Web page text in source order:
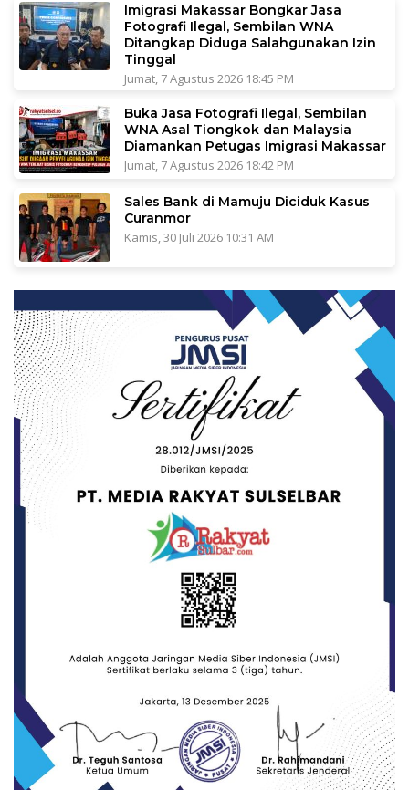
Imigrasi Makassar Bongkar Jasa
Fotografi Ilegal, Sembilan WNA
Ditangkap Diduga Salahgunakan Izin
Tinggal
Jumat, 7 Agustus 2026 18:45 PM
Buka Jasa Fotografi Ilegal, Sembilan
WNA Asal Tiongkok dan Malaysia
Diamankan Petugas Imigrasi Makassar
Jumat, 7 Agustus 2026 18:42 PM
Sales Bank di Mamuju Diciduk Kasus
Curanmor
Kamis, 30 Juli 2026 10:31 AM